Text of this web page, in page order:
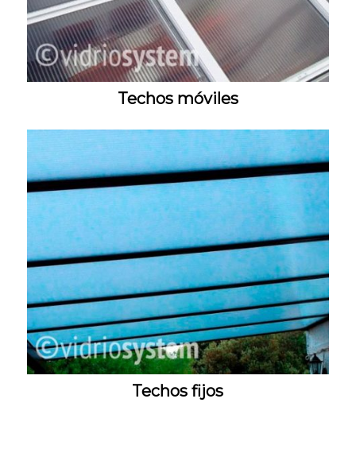
Techos móviles
Techos fijos